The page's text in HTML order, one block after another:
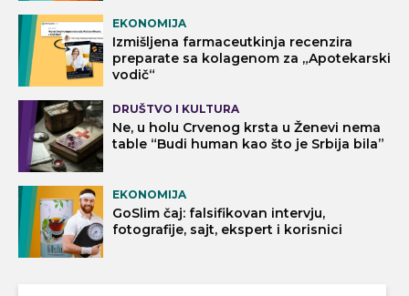
EKONOMIJA
Izmišljena farmaceutkinja recenzira
preparate sa kolagenom za „Apotekarski
vodič“
DRUŠTVO I KULTURA
Ne, u holu Crvenog krsta u Ženevi nema
table “Budi human kao što je Srbija bila”
EKONOMIJA
GoSlim čaj: falsifikovan intervju,
fotografije, sajt, ekspert i korisnici